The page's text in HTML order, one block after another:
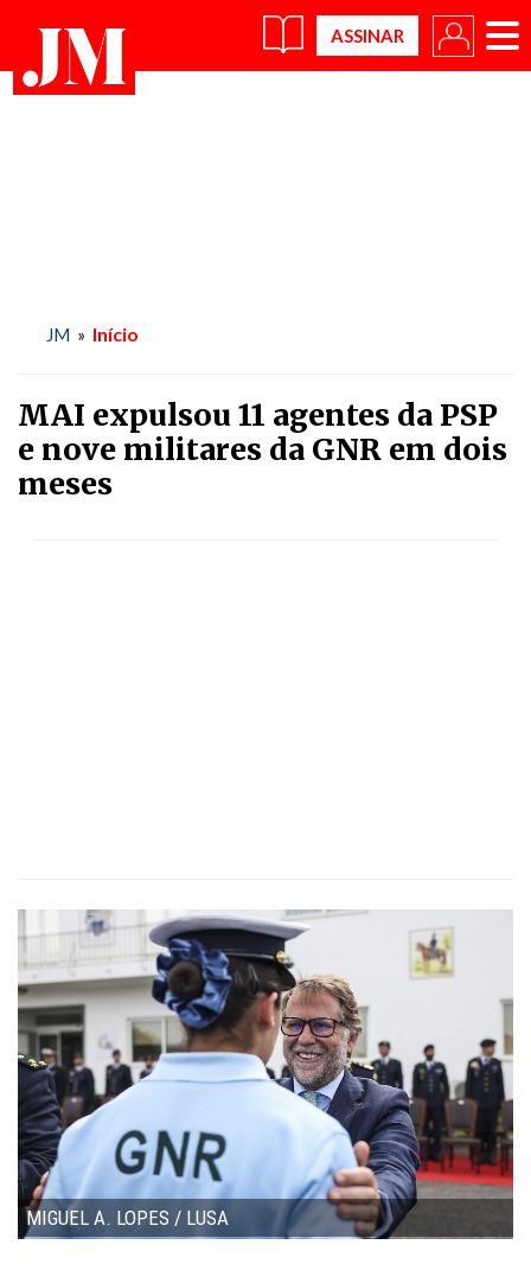
×
JM » Início
MAI expulsou 11 agentes da PSP
e nove militares da GNR em dois
meses
MIGUEL A. LOPES / LUSA